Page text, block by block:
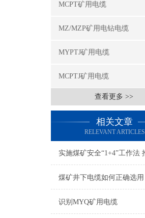
MCPT矿用电缆
MZ/MZP矿用电钻电缆
MYPTJ矿用电缆
MCPTJ矿用电缆
查看更多 >>
相关文章
RELEVANT ARTICLES
煤矿井下电缆如何正确选用
识别MYQ矿用电缆